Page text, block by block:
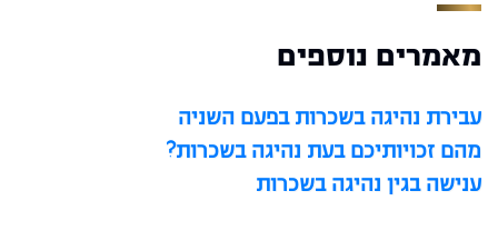
מאמרים נוספים
עבירת נהיגה בשכרות בפעם השניה
מהם זכויותיכם בעת נהיגה בשכרות?
ענישה בגין נהיגה בשכרות